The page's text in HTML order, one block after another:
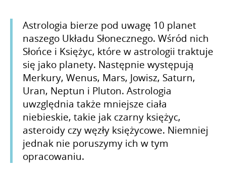
Astrologia bierze pod uwagę 10 planet
naszego Układu Słonecznego. Wśród nich
Słońce i Księżyc, które w astrologii traktuje
się jako planety. Następnie występują
Merkury, Wenus, Mars, Jowisz, Saturn,
Uran, Neptun i Pluton. Astrologia
uwzględnia także mniejsze ciała
niebieskie, takie jak czarny księżyc,
asteroidy czy węzły księżycowe. Niemniej
jednak nie poruszymy ich w tym
opracowaniu.